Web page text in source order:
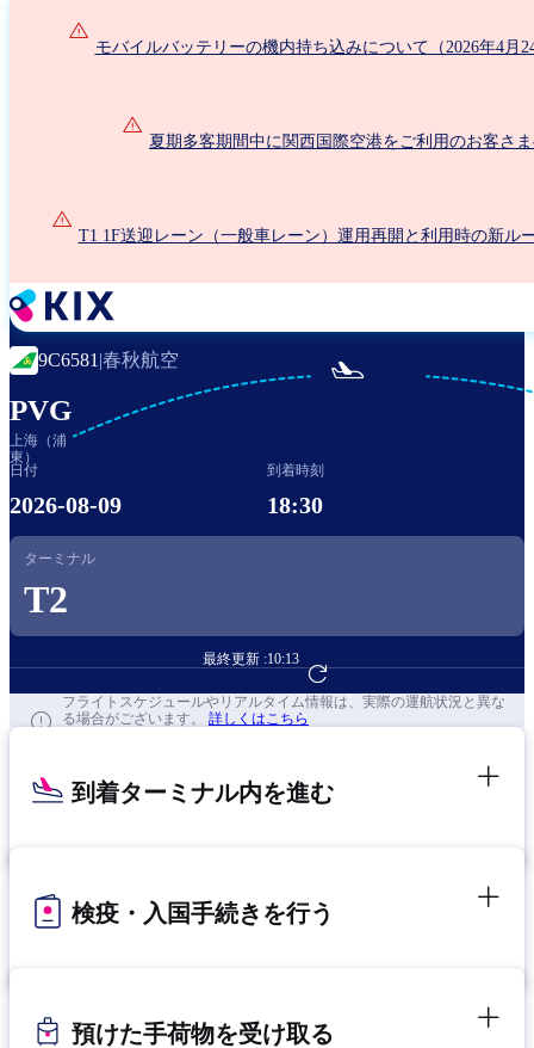
モバイルバッテリーの機内持ち込みについて（2026年4月
夏期多客期間中に関西国際空港をご利用のお客さ
T1 1F送迎レーン（一般車レーン）運用再開と利用時の新ル
9C6581 |春秋航空
PVG
上海（浦
東）

日付
2026-08-09
到着時刻
18:30
ターミナル
T2
最終更新 :10:13
フライト予約へ
フライトスケジュールやリアルタイム情報は、実際の運航状況と異な
る場合がございます。 詳しくはこちら
到着ターミナル内を進む
検疫・入国手続きを行う
預けた手荷物を受け取る